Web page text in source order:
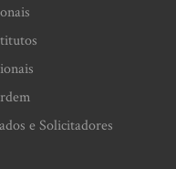
e Solicitadores